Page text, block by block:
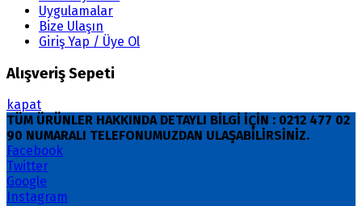
Uygulamalar
Bize Ulaşın
Giriş Yap / Üye Ol
Alışveriş Sepeti
kapat
TÜM ÜRÜNLER HAKKINDA DETAYLI BİLGİ İÇİN : 0212 477 02
90 NUMARALI TELEFONUMUZDAN ULAŞABİLİRSİNİZ.
Facebook
Twitter
Google
Instagram